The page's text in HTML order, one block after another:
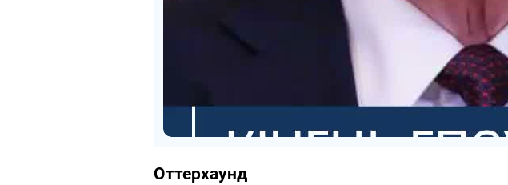
Оттерхаунд